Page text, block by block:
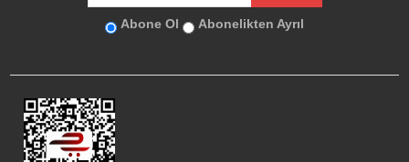
Abone Ol Abonelikten Ayrıl